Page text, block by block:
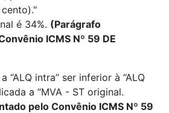
é 34%. (Parágrafo
ICMS Nº 59 DE
“ALQ intra” ser inferior à “ALQ
a “MVA - ST original.
pelo Convênio ICMS Nº 59